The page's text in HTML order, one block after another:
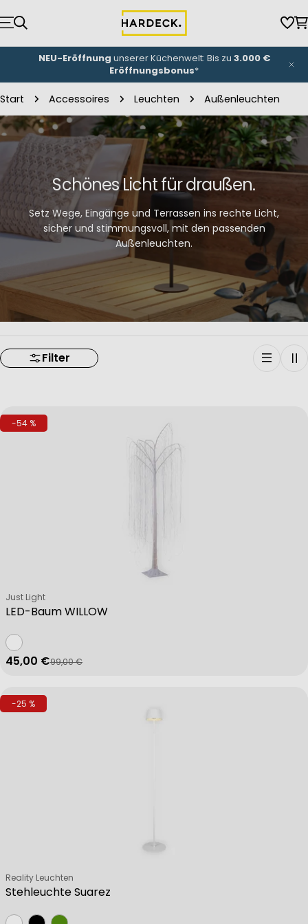
Inhalt
springen
NEU-Eröffnung unserer Küchenwelt: Bis zu 3.000 €
Eröffnungsbonus*
Start Accessoires Leuchten Außenleuchten
Schönes Licht für draußen.
Setz Wege, Eingänge und Terrassen ins rechte Licht,
sicher und stimmungsvoll, mit den passenden
Außenleuchten.
Filter
-54 %
LED-Baum WILLOW
Verkäufer:
Just Light
Verkaufspreis
45,00 €
Regulärer Preis
99,00 €
-25 %
Stehleuchte Suarez
Verkäufer:
Reality Leuchten